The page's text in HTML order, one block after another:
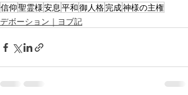
信仰聖霊様安息平和御人格完成神様の主権
デボーション｜ヨブ記